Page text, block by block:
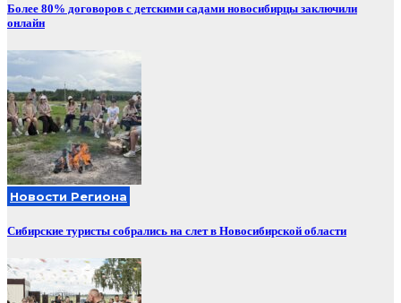
Более 80% договоров с детскими садами новосибирцы заключили
онлайн
Новости Региона
Сибирские туристы собрались на слет в Новосибирской области